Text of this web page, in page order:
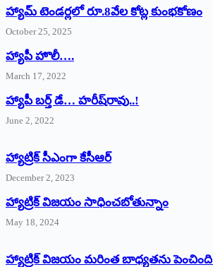
హ్యామ్‌ ‌టెండర్లలో రూ.8వేల కోట్ల కుంభకోణం
October 25, 2025
హ్యాపీ హొలీ….
March 17, 2022
హ్యాపీ బర్త్ ‌డే… హరీష్‌రావు..!
June 2, 2022
హ్యాట్రిక్‌ ‌సీఎంగా కేసీఆర్‌
December 2, 2023
హ్యాట్రిక్‌ విజయం సాధించబోతున్నాం
May 18, 2024
హ్యాట్రిక్ విజయం మరింత బాధ్యతను పెంచింది